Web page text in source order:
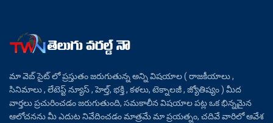
మా వెబ్ సైట్ లో ప్రస్తుతం జరుగుతున్న అన్ని విషయాల ( రాజకీయాలు ,
సినిమాలు , లేటెస్ట్ న్యూస్ , హెల్త్, భక్తి , కళలు, టెక్నాలజీ , జ్యోతిష్యం ) మీద
వార్తలు ప్రచురించడం జరుగుతుంది, సమకాలీన విషయాల పట్ల ఒక భిన్నమైన
ఆలోచనను మీ ఎదుట నివేదించడం మాత్రమే మా ప్రయత్నం, చదివే వారిలో ఆవేశ